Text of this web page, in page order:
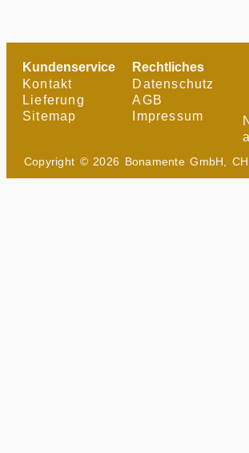
Kundenservice
Kontakt
Lieferung
Sitemap
Rechtliches
Datenschutz
AGB
Impressum
Copyright © 2026 Bonamente GmbH,